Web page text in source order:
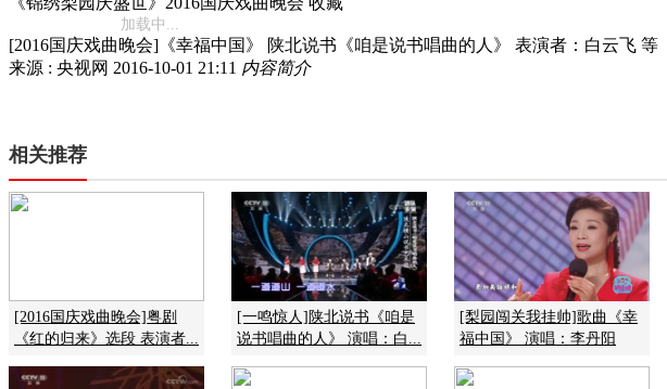
加载中...
[2016国庆戏曲晚会]《幸福中国》 陕北说书《咱是说书唱曲的人》 表演者：白云飞 等
来源 : 央视网 2016-10-01 21:11 内容简介
相关推荐
[2016国庆戏曲晚会]粤剧
《红的归来》选段 表演者...
[一鸣惊人]陕北说书《咱是
说书唱曲的人》 演唱：白...
[梨园闯关我挂帅]歌曲《幸
福中国》 演唱：李丹阳